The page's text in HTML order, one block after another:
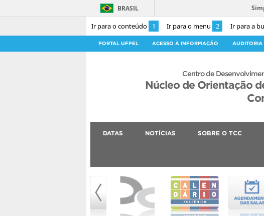
Ir para o conteúdo 1 Ir para o menu 2 Ir para a
BRASIL
PORTAL UFPEL ACESSO À INFORMAÇÃO AUDITORIA
Centro de
Núcleo de Orientação
DATAS NOTÍCIAS SOBRE O TCC